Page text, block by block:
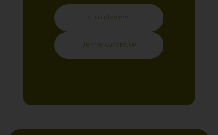
Je m'abonne !
Je me connecte